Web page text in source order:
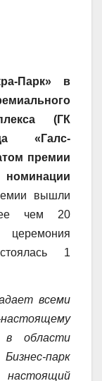
Парк» в
(ГК
«Галс-
премии
вышли
чем 20
1
всеми
в области
парк